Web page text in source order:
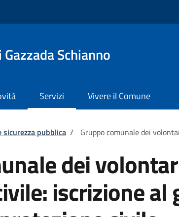
Schianno
Servizi Vivere il Comune
sicurezza pubblica / Gruppo comunale dei
dei
iscrizione al